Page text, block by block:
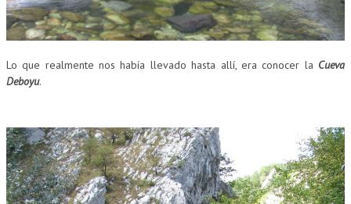
Lo que realmente nos había llevado hasta allí, era conocer la Cueva
Deboyu.